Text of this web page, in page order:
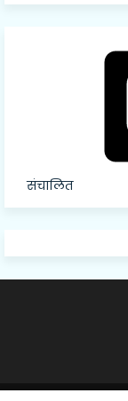
संचालित